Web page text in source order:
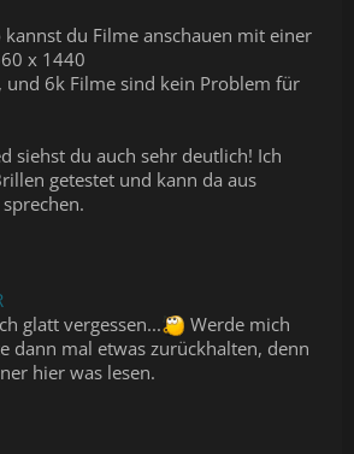
du Filme anschauen mit einer
x 1440
und 6k Filme sind kein Problem für
siehst du auch sehr deutlich! Ich
getestet und kann da aus
glatt vergessen...
Werde mich
dann mal etwas zurückhalten, denn
hier was lesen.